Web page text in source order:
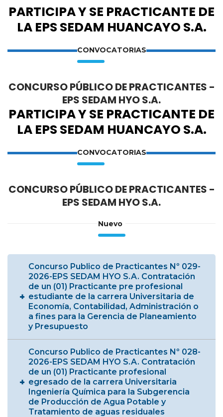
PARTICIPA Y SE PRACTICANTE DE
LA EPS SEDAM HUANCAYO S.A.
CONVOCATORIAS
CONCURSO PÚBLICO DE PRACTICANTES -
EPS SEDAM HYO S.A.
PARTICIPA Y SE PRACTICANTE DE
LA EPS SEDAM HUANCAYO S.A.
CONVOCATORIAS
CONCURSO PÚBLICO DE PRACTICANTES -
EPS SEDAM HYO S.A.
Nuevo
Concurso Publico de Practicantes Nº 029-
2026-EPS SEDAM HYO S.A. Contratación
de un (01) Practicante pre profesional
estudiante de la carrera Universitaria de
Economía, Contabilidad, Administración o
a fines para la Gerencia de Planeamiento
y Presupuesto
Concurso Publico de Practicantes Nº 028-
2026-EPS SEDAM HYO S.A. Contratación
de un (01) Practicante profesional
egresado de la carrera Universitaria
Ingeniería Química para la Subgerencia
de Producción de Agua Potable y
Tratamiento de aguas residuales